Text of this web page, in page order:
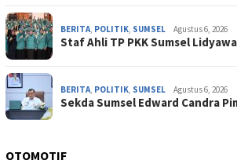
BERITA POLITIK SUMSEL Agustus 6, 2026
Staf Ahli TP PKK Sumsel
BERITA POLITIK SUMSEL Agustus 6, 2026
Sekda Sumsel Edward Candra
OTOMOTIF